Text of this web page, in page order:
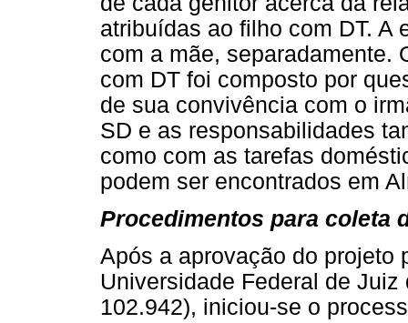
atribuídas ao filho com DT. A
com a mãe, separadamente.
com DT foi composto por
de sua convivência com o
SD e as responsabilidades
como com as tarefas
podem ser encontrados em
Procedimentos para coleta
Após a aprovação do projeto
Universidade Federal de
102.942), iniciou-se o